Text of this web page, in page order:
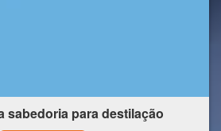
sabedoria para destilação